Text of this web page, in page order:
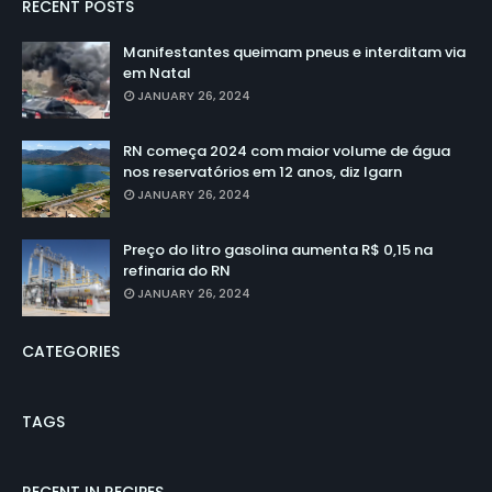
RECENT POSTS
Manifestantes queimam pneus e interditam via
em Natal
JANUARY 26, 2024
RN começa 2024 com maior volume de água
nos reservatórios em 12 anos, diz Igarn
JANUARY 26, 2024
Preço do litro gasolina aumenta R$ 0,15 na
refinaria do RN
JANUARY 26, 2024
CATEGORIES
TAGS